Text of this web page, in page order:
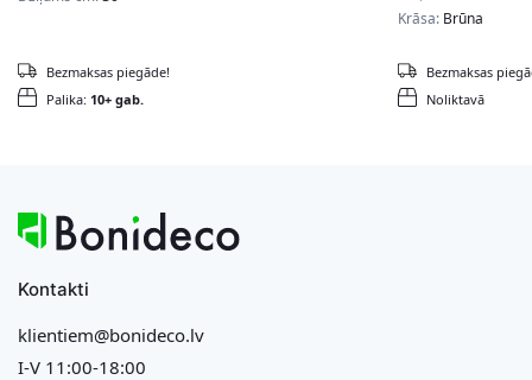
Palika: 10+ gab.
Bezmaksas piegāde!
Krāsa: Brūna
Noliktavā
Bezmaksas
Kontakti
klientiem@bonideco.lv
I-V 11:00-18:00